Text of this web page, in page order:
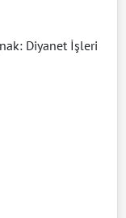
Diyanet İşleri